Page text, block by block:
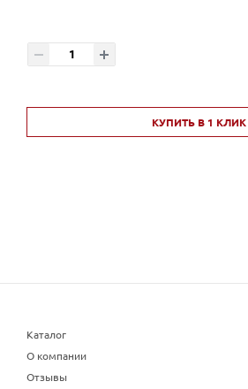
КУПИТЬ В 1 КЛИК
Каталог
О компании
Отзывы